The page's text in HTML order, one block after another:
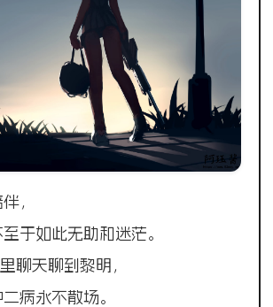
，
于如此无助和迷茫。
聊天聊到黎明，
病永不散场。